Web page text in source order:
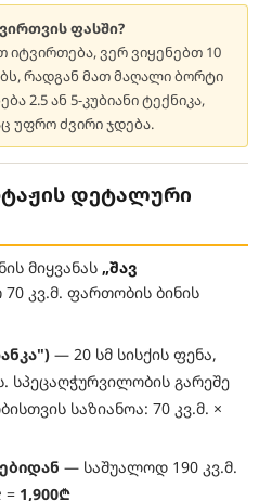
ფასში?
ვერ ვიყენებთ 10
რადგან მათ მაღალი ბორტი
2.5 ან 5-კუბიანი ტექნიკა,
უფრო ძვირი ჯდება.
დეტალური
მიყვანას „შავ
კვ.მ. ფართობის ბინის
— 20 სმ სისქის ფენა,
სპეცაღჭურვილობის გარეშე
საზიანოა: 70 კვ.მ. ×
— საშუალოდ 190 კვ.მ.
= 1,900₾